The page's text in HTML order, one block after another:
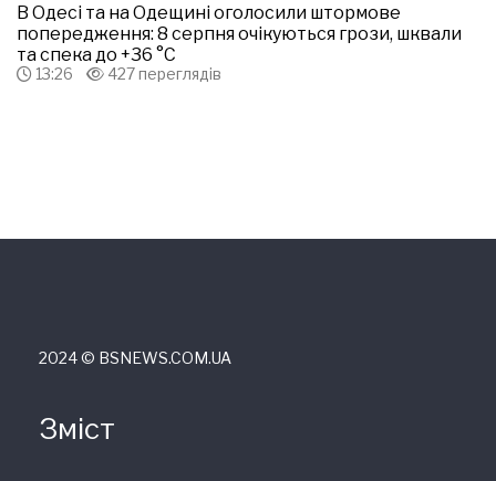
В Одесі та на Одещині оголосили штормове
попередження: 8 серпня очікуються грози, шквали
та спека до +36 °С
13:26 427 переглядів
2024 © ВSNEWS.COM.UA
Зміст